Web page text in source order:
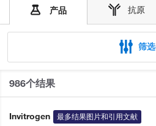
产品 抗原
筛选
986个结果
Invitrogen 最多结果图片和引用文献